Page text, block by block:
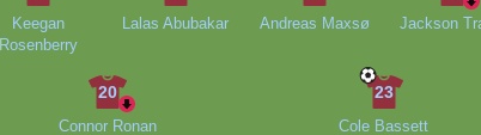
Keegan
Rosenberry
Lalas Abubakar
Andreas Maxsø
Jackson
20
Connor Ronan
23
Cole Bassett